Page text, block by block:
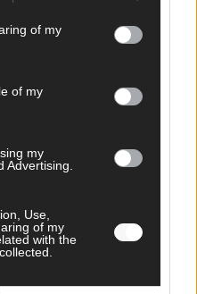
of my
of my
my
Advertising.
Use,
of my
with the
in 70 Jahren sein